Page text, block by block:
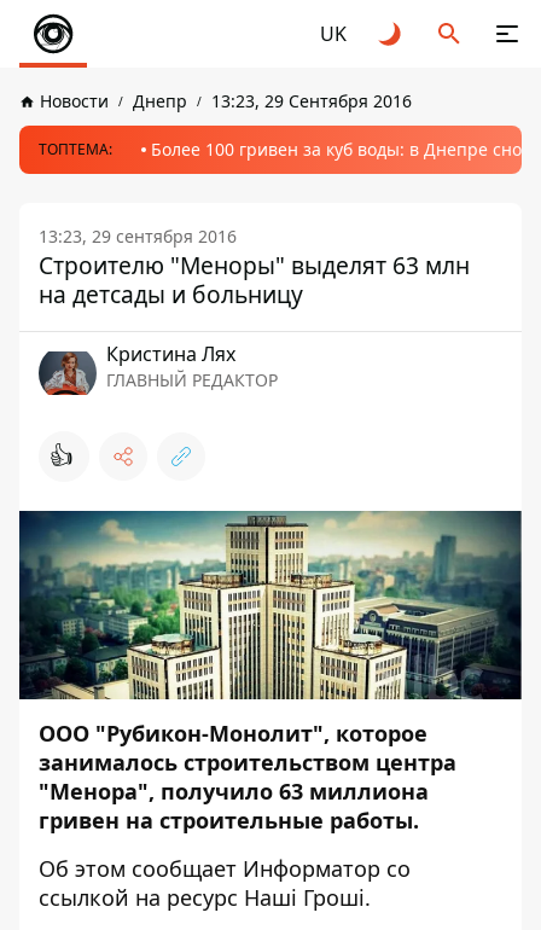
UK
Новости Днепр 13:23, 29 Сентября 2016
ТОПТЕМА: Более 100 гривен за куб воды: в Днепре
13:23, 29 сентября 2016
Строителю "Меноры" выделят 63 млн
на детсады и больницу
Кристина Лях
ГЛАВНЫЙ РЕДАКТОР
👍
ООО "Рубикон-Монолит", которое
занималось строительством центра
"Менора", получило 63 миллиона
гривен на строительные работы.
Об этом сообщает Информатор со
ссылкой на ресурс Наші Гроші.